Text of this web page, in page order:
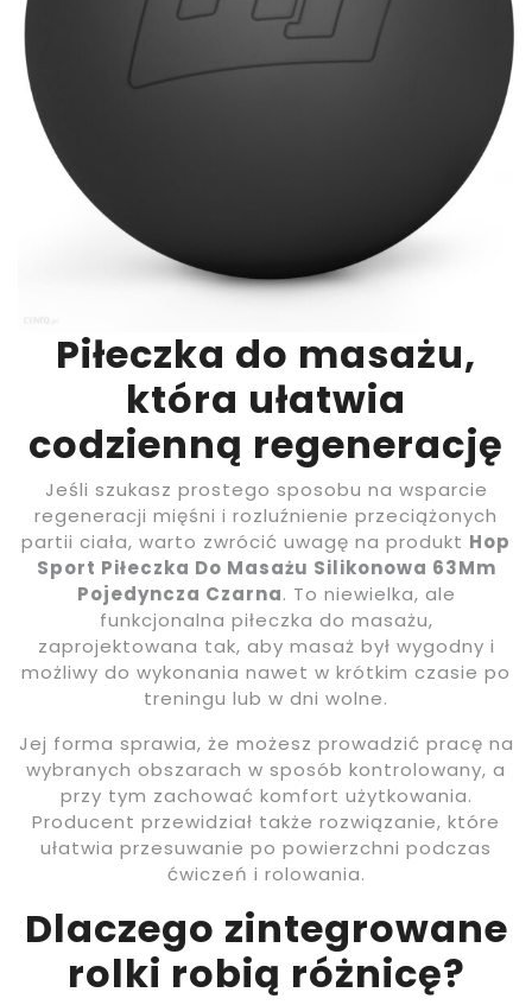
Piłeczka do masażu,
która ułatwia
codzienną regenerację
Jeśli szukasz prostego sposobu na wsparcie
regeneracji mięśni i rozluźnienie przeciążonych
partii ciała, warto zwrócić uwagę na produkt Hop
Sport Piłeczka Do Masażu Silikonowa 63Mm
Pojedyncza Czarna. To niewielka, ale
funkcjonalna piłeczka do masażu,
zaprojektowana tak, aby masaż był wygodny i
możliwy do wykonania nawet w krótkim czasie po
treningu lub w dni wolne.
Jej forma sprawia, że możesz prowadzić pracę na
wybranych obszarach w sposób kontrolowany, a
przy tym zachować komfort użytkowania.
Producent przewidział także rozwiązanie, które
ułatwia przesuwanie po powierzchni podczas
ćwiczeń i rolowania.
Dlaczego zintegrowane
rolki robią różnicę?